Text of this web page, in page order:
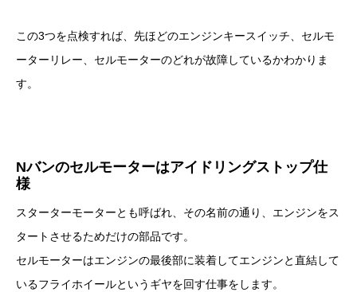
この3つを点検すれば、先ほどのエンジンキースイッチ、セルモ
ーターリレー、セルモーターのどれが故障しているかわかりま
す。
Nバンのセルモーターはアイドリングストップ仕
様
スターターモーターとも呼ばれ、その名前の通り、エンジンをス
タートさせるためだけの部品です。
セルモーターはエンジンの最後部に装着してエンジンと直結して
いるフライホイールというギヤを回す仕事をします。